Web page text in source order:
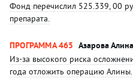
Фонд перечислил 525.339, 00
препарата.
ПРОГРАММА 465 Азарова Алина
Из-за высокого риска
года отложить операцию Алины.